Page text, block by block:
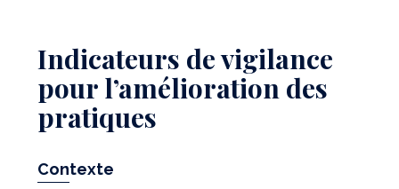
Indicateurs de vigilance
pour l’amélioration des
pratiques
Contexte